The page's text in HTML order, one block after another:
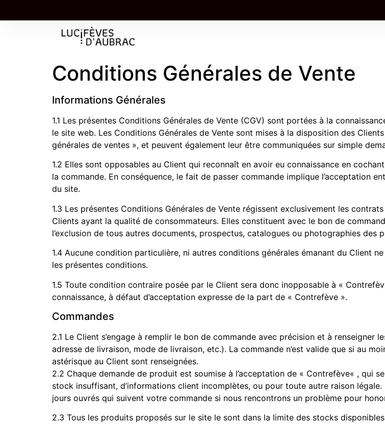
UNE TABLETTE OFFERTE À PARTIR DE 85,00€ D'ACHAT
Conditions Générales de Vente
Informations Générales
1.1 Les présentes Conditions Générales de Vente (CGV) sont portées à la
le site web. Les Conditions Générales de Vente sont mises à la disposition des
générales de ventes », et peuvent également leur être communiquées sur simple
1.2 Elles sont opposables au Client qui reconnaît en avoir eu connaissance en
la commande. En conséquence, le fait de passer commande implique l’acceptation
du site.
1.3 Les présentes Conditions Générales de Vente régissent exclusivement les
Clients ayant la qualité de consommateurs. Elles constituent avec le bon de
l’exclusion de tous autres documents, prospectus, catalogues ou photographies des
1.4 Aucune condition particulière, ni autres conditions générales émanant du Client
les présentes conditions.
1.5 Toute condition contraire posée par le Client sera donc inopposable à «
connaissance, à défaut d’acceptation expresse de la part de « Contrefève ».
Commandes
2.1 Le Client s’engage à remplir le bon de commande avec précision et à
adresse de livraison, mode de livraison, etc.). La commande n’est valide que si au
astérisque au Client sont renseignées.
2.2 Chaque demande de produit est soumise à l’acceptation de « Contrefève« , qui
stock insuffisant, d’informations client incomplètes, ou pour toute autre raison
jours ouvrés qui suivent votre commande si nous rencontrons un problème pour
2.3 Tous les produits proposés sur le site le sont dans la limite des stocks